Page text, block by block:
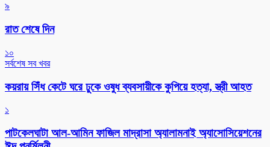
৯
রাত শেষে দিন
১০
সর্বশেষ সব খবর
কয়রায় সিঁধ কেটে ঘরে ঢুকে ওষুধ ব্যবসায়ীকে কুপিয়ে হত্যা, স্ত্রী আহত
১
পাটকেলঘাটা আল-আমিন ফাজিল মাদ্রাসা অ্যালামনাই অ্যাসোসিয়েশনের